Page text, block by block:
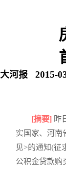
大河报 2015-
[摘要] 昨
实国家、河南
见>的通知(征
公积金贷款购